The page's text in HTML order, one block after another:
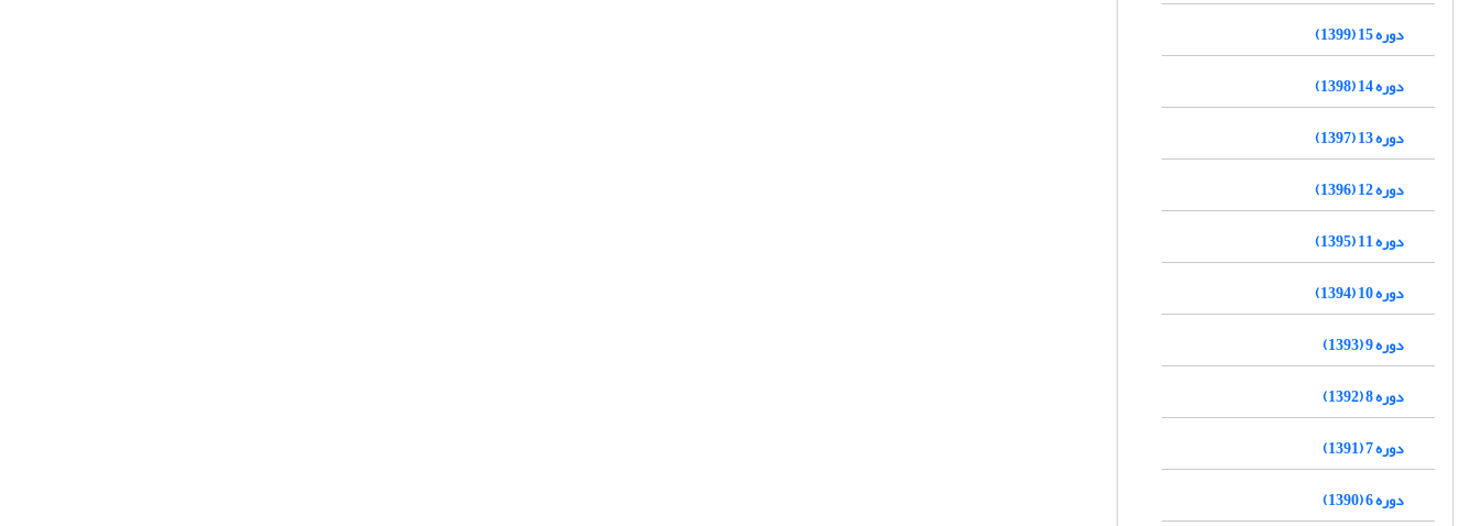
دوره 15 (1399)
دوره 14 (1398)
دوره 13 (1397)
دوره 12 (1396)
دوره 11 (1395)
دوره 10 (1394)
دوره 9 (1393)
دوره 8 (1392)
دوره 7 (1391)
دوره 6 (1390)